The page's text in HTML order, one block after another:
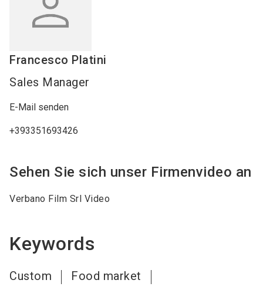
Francesco Platini
Sales Manager
E-Mail senden
+393351693426
Sehen Sie sich unser Firmenvideo an
Verbano Film Srl Video
Keywords
Custom
Food market